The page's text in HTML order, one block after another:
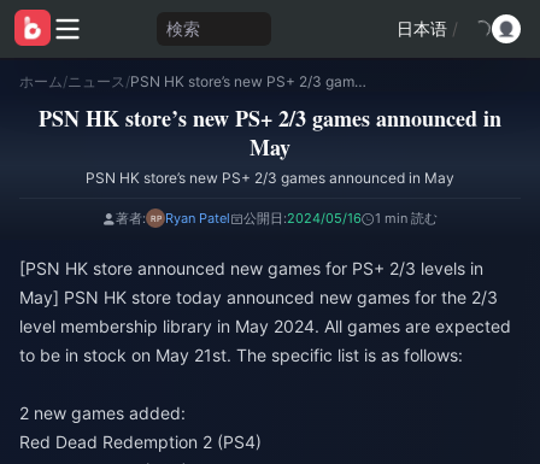
検索 日本语 /
ホーム/ニュース / PSN HK store’s new PS+ 2/3 games announced in May
PSN HK store’s new PS+ 2/3 games announced in
May
PSN HK store’s new PS+ 2/3 games announced in May
著者: Ryan Patel 公開日:2024/05/16 1 min 読む
[PSN HK store announced new games for PS+ 2/3 levels in
May] PSN HK store today announced new games for the 2/3
level membership library in May 2024. All games are expected
to be in stock on May 21st. The specific list is as follows:
2 new games added:
Red Dead Redemption 2 (PS4)